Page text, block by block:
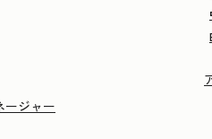
ージャー